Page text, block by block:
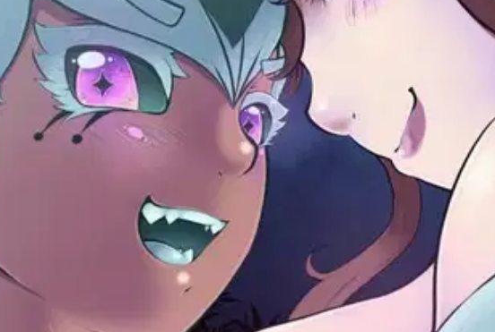
an elven warrior who is on a journey to seek love... But the love she comes across